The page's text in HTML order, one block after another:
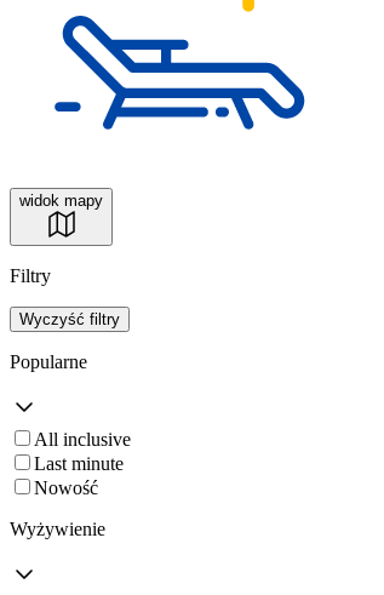
widok mapy
Filtry
Wyczyść filtry
Popularne
All inclusive
Last minute
Nowość
Wyżywienie